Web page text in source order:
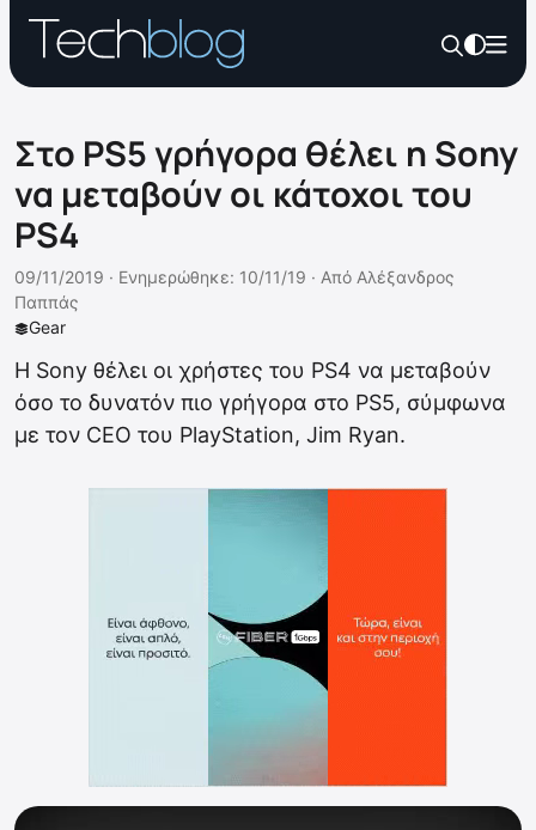
Στο PS5 γρήγορα θέλει η Sony
να μεταβούν οι κάτοχοι του
PS4
Gear
09/11/2019 · Ενημερώθηκε: 10/11/19 · Από Αλέξανδρος
Παππάς
Η Sony θέλει οι χρήστες του PS4 να μεταβούν
όσο το δυνατόν πιο γρήγορα στο PS5, σύμφωνα
με τον CEO του PlayStation, Jim Ryan.